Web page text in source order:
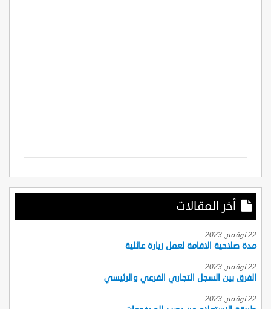
أخر المقالات
22 نوفمبر, 2023
مدة صلاحية الاقامة لعمل زيارة عائلية
22 نوفمبر, 2023
الفرق بين السجل التجاري الفرعي والرئيسي
22 نوفمبر, 2023